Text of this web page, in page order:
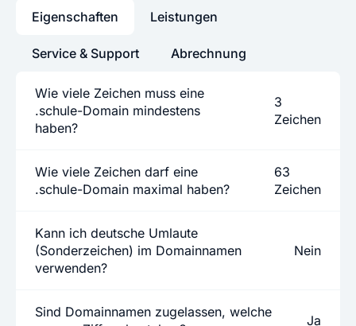
Eigenschaften
Wie viele Zeichen muss eine
.schule-Domain mindestens
haben?
3
Zeichen
Wie viele Zeichen darf eine
.schule-Domain maximal haben?
63
Zeichen
Kann ich deutsche Umlaute
(Sonderzeichen) im Domainnamen
verwenden?
Nein
Sind Domainnamen zugelassen, welche
Ja
Leistungen
Service & Support Abrechnung